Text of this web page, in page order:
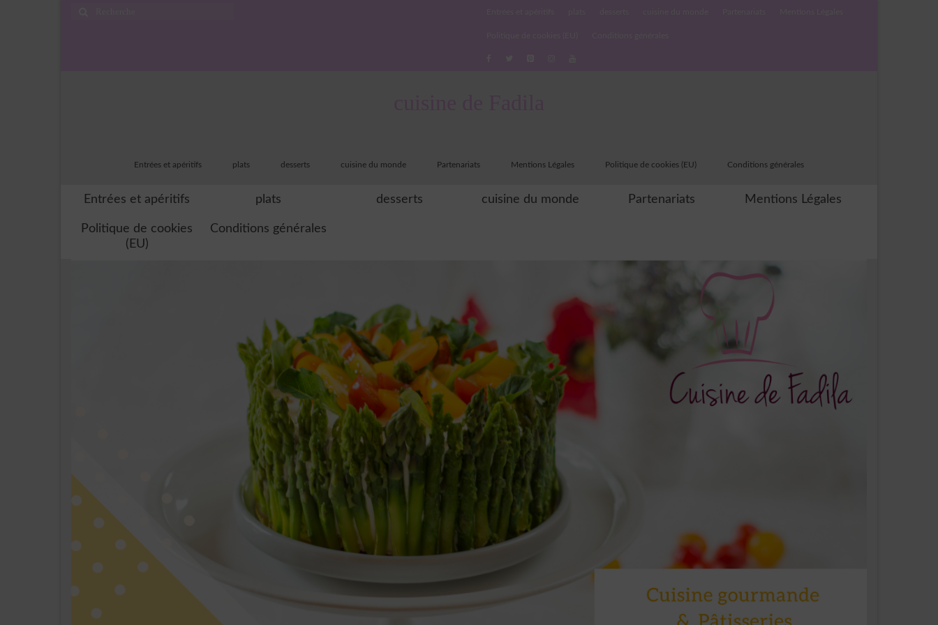
Entrées et apéritifs plats desserts cuisine du monde Partenariats Mentions Légales Politique de cookies (EU) Conditions générales
Entrées et apéritifs plats desserts cuisine du monde Partenariats Mentions Légales
Politique de cookies
(EU)
Conditions générales